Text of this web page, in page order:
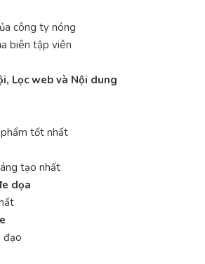
công ty nóng
biên tập viên
Lọc web và Nội dung
tốt nhất
tạo nhất
dọa
đạo